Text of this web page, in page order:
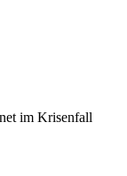
im Krisenfall